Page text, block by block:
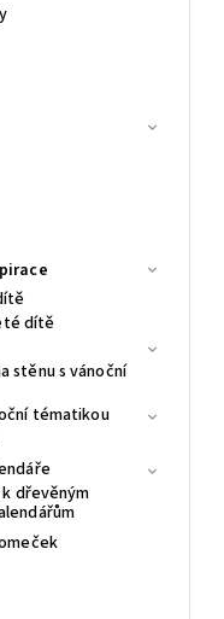
dítě
stěnu s vánoční
tématikou
dřevěným